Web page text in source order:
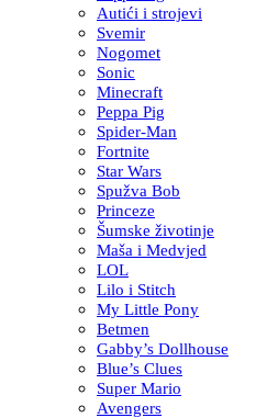
Autići i strojevi
Svemir
Nogomet
Sonic
Minecraft
Peppa Pig
Spider-Man
Fortnite
Star Wars
Spužva Bob
Princeze
Šumske životinje
Maša i Medvjed
LOL
Lilo i Stitch
My Little Pony
Betmen
Gabby’s Dollhouse
Blue’s Clues
Super Mario
Avengers